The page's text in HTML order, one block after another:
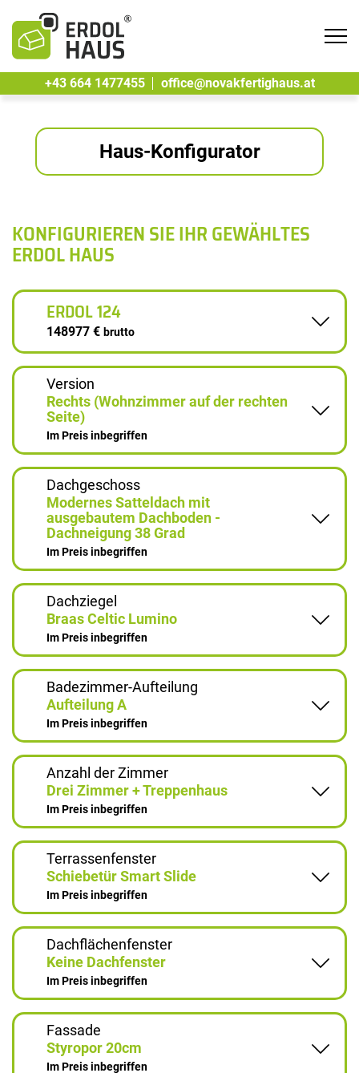
+43 664 1477455
office@novakfertighaus.at
Haus-Konfigurator
KONFIGURIEREN SIE IHR GEWÄHLTES
ERDOL HAUS
ERDOL 124
148977 € brutto
Version
Rechts (Wohnzimmer auf der rechten
Seite)
Im Preis inbegriffen
Dachgeschoss
Modernes Satteldach mit
ausgebautem Dachboden -
Dachneigung 38 Grad
Im Preis inbegriffen
Dachziegel
Braas Celtic Lumino
Im Preis inbegriffen
Badezimmer-Aufteilung
Aufteilung A
Im Preis inbegriffen
Anzahl der Zimmer
Drei Zimmer + Treppenhaus
Im Preis inbegriffen
Terrassenfenster
Schiebetür Smart Slide
Im Preis inbegriffen
Dachflächenfenster
Keine Dachfenster
Im Preis inbegriffen
Fassade
Styropor 20cm
Im Preis inbegriffen